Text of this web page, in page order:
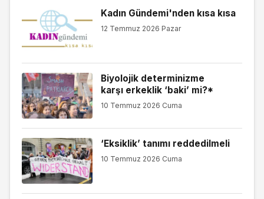
Kadın Gündemi'nden kısa kısa
12 Temmuz 2026 Pazar
Biyolojik determinizme
karşı erkeklik ‘baki’ mi?*
10 Temmuz 2026 Cuma
‘Eksiklik’ tanımı reddedilmeli
10 Temmuz 2026 Cuma